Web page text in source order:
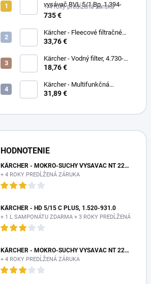
vysávač BVL 5/1 Bp, 1.394-
274.0
+ 4 roky predĺžená záruka
735 €
Kärcher - Fleecové filtračné
vrecká, 10 ks , BV 5/1, BVL
335.0
33,76 €
Kärcher - Vodný filter, 4.730-
059.0
18,76 €
Kärcher - Multifunkčná
kovová striekacia pištoľ
31,89 €
HODNOTENIE
KÄRCHER - MOKRO-SUCHÝ VYSÁVAČ NT 22/1 AP TE L, 1.378-610.0
+ 4 ROKY PREDĹŽENÁ ZÁRUKA
KÄRCHER - HD 5/15 C PLUS, 1.520-931.0
+ 1 L SAMPONÁTU ZDARMA + 3 ROKY PREDĹŽENÁ ZÁRUKA
KÄRCHER - MOKRO-SUCHÝ VYSÁVAČ NT 22/1 AP TE L, 1.378-610.0
+ 4 ROKY PREDĹŽENÁ ZÁRUKA